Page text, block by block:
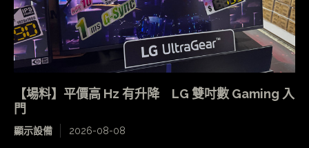
【場料】平價高 Hz 有升降 LG 雙吋數 Gaming 入
門
顯示設備 2026-08-08